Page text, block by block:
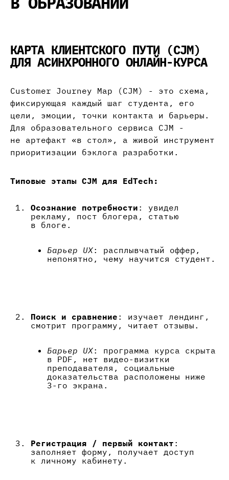
КАРТА КЛИЕНТСКОГО ПУТИ (CJM)
ДЛЯ АСИНХРОННОГО ОНЛАЙН-КУРСА
Customer Journey Map (CJM) - это схема,
фиксирующая каждый шаг студента, его
цели, эмоции, точки контакта и барьеры.
Для образовательного сервиса CJM -
не артефакт «в стол», а живой инструмент
приоритизации бэклога разработки.
Типовые этапы CJM для EdTech:
Осознание потребности : увидел
рекламу, пост блогера, статью
в блоге.
Барьер UX: расплывчатый оффер,
непонятно, чему научится студент.
Поиск и сравнение : изучает лендинг,
смотрит программу, читает отзывы.
Барьер UX: программа курса скрыта
в PDF, нет видео-визитки
преподавателя, социальные
доказательства расположены ниже
3-го экрана.
Регистрация / первый контакт :
заполняет форму, получает доступ
к личному кабинету.